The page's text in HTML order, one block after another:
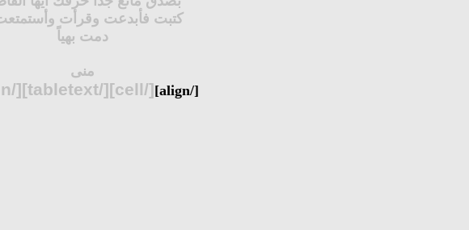
كتبت فأبدعت وقرأت
دمت بهياً
منى
[/align]
[/cell][/tabletext][/align]